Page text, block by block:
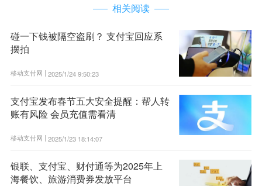
相关阅读
碰一下钱被隔空盗刷？ 支付宝回应系
摆拍
移动支付网 | 2025/1/24 9:50:23
支付宝发布春节五大安全提醒：帮人转
账有风险 会员充值需看清
移动支付网 | 2025/1/23 18:14:07
银联、支付宝、财付通等为2025年上
海餐饮、旅游消费券发放平台